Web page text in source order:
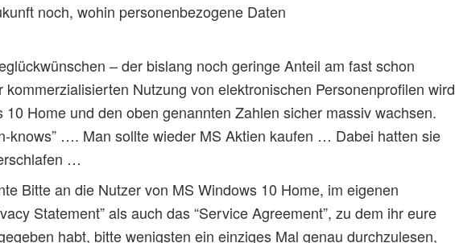
noch, wohin personenbezogene Daten
– der bislang noch geringe Anteil am fast schon
Nutzung von elektronischen Personenprofilen wird
Home und den oben genannten Zahlen sicher massiv wachsen.
knows” …. Man sollte wieder MS Aktien kaufen … Dabei hatten sie
…
Bitte an die Nutzer von MS Windows 10 Home, im eigenen
Statement” als auch das “Service Agreement”, zu dem ihr eure
habt, bitte wenigsten ein einziges Mal genau durchzulesen,